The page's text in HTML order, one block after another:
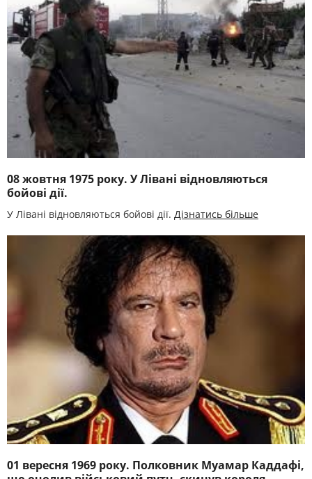
08 жовтня 1975 року. У Лівані відновляються
бойові дії.
У Лівані відновляються бойові дії. Дізнатись більше
01 вересня 1969 року. Полковник Муамар Каддафі,